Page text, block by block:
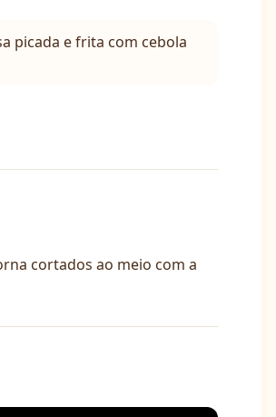
picada e frita com cebola
cortados ao meio com a